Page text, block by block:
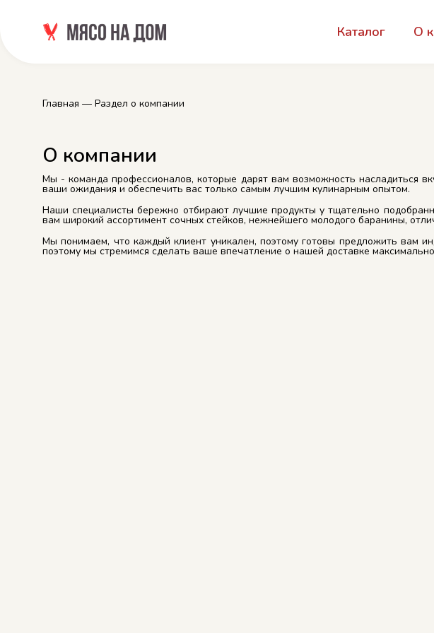
Каталог О
Главная — Раздел о компании
О компании
Мы - команда профессионалов, которые дарят вам возможность насладиться
ваши ожидания и обеспечить вас только самым лучшим кулинарным опытом.
Наши специалисты бережно отбирают лучшие продукты у тщательно
вам широкий ассортимент сочных стейков, нежнейшего молодого баранины,
Мы понимаем, что каждый клиент уникален, поэтому готовы предложить вам
поэтому мы стремимся сделать ваше впечатление о нашей доставке